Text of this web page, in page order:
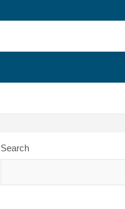
Search